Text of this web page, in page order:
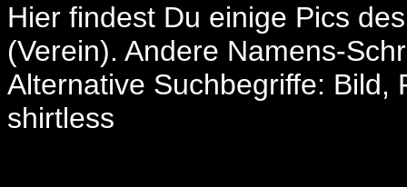
Hier findest Du einige Pics
(Verein). Andere Namens-
Alternative Suchbegriffe: Bild,
shirtless